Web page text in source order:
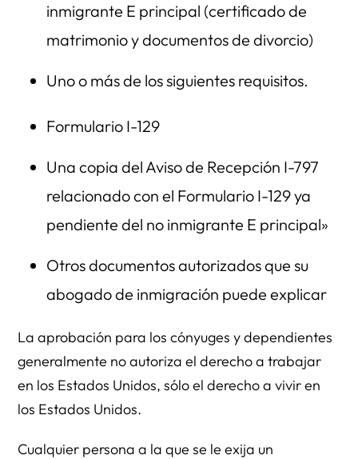
inmigrante E principal (certificado de
matrimonio y documentos de divorcio)
Uno o más de los siguientes requisitos.
Formulario I-129
Una copia del Aviso de Recepción I-797
relacionado con el Formulario I-129 ya
pendiente del no inmigrante E principal»
Otros documentos autorizados que su
abogado de inmigración puede explicar
La aprobación para los cónyuges y dependientes
generalmente no autoriza el derecho a trabajar
en los Estados Unidos, sólo el derecho a vivir en
los Estados Unidos.
Cualquier persona a la que se le exija un